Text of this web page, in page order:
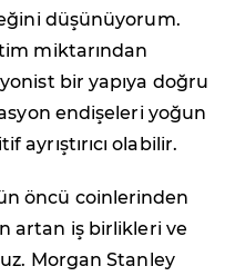
düşünüyorum.
miktarından
bir yapıya doğru
endişeleri yoğun
olabilir.
öncü coinlerinden
artan iş birlikleri ve
Morgan Stanley